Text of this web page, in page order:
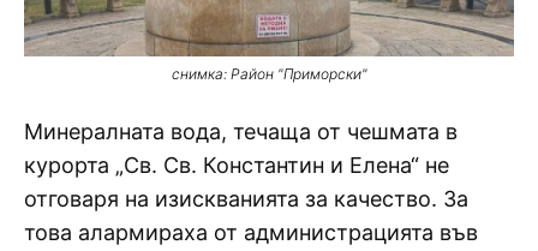
снимка: Район "Приморски"
Минералната вода, течаща от чешмата в
курорта „Св. Св. Константин и Елена“ не
отговаря на изискванията за качество. За
това алармираха от администрацията във